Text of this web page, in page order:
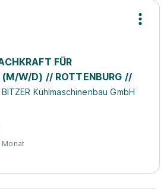
FÜR
(M/W/D) // ROTTENBURG //
BITZER Kühlmaschinenbau GmbH
Monat